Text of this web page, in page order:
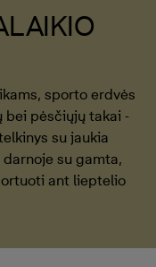
sporto erdvės
bei pėsčiųjų takai -
su jaukia
su gamta,
ant lieptelio